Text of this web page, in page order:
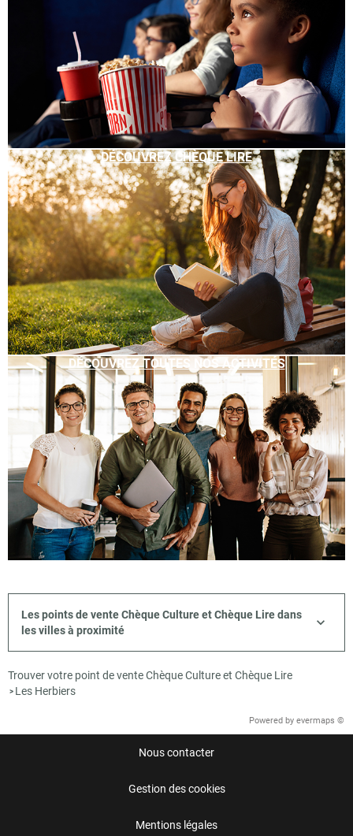
DÉCOUVREZ CHÈQUE LIRE
DÉCOUVREZ TOUTES NOS ACTIVITÉS
Les points de vente Chèque Culture et Chèque Lire dans
les villes à proximité
Trouver votre point de vente Chèque Culture et Chèque Lire
> Les Herbiers
Powered by evermaps ©
Nous contacter
Gestion des cookies
Mentions légales